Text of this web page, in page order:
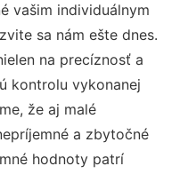
vašim individuálnym
sa nám ešte dnes.
na precíznosť a
kontrolu vykonanej
že aj malé
a zbytočné
hodnoty patrí